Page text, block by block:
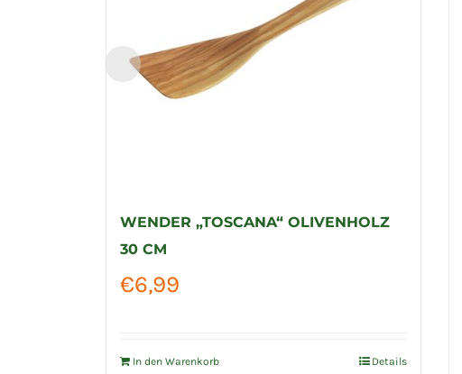
WENDER „TOSCANA“ OLIVENHOLZ
30 CM
€6,99
In den Warenkorb Details